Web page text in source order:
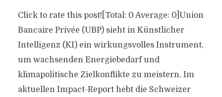
Click to rate this post![Total: 0 Average: 0]Union
Bancaire Privée (UBP) sieht in Künstlicher
Intelligenz (KI) ein wirkungsvolles Instrument,
um wachsenden Energiebedarf und
klimapolitische Zielkonflikte zu meistern. Im
aktuellen Impact-Report hebt die Schweizer